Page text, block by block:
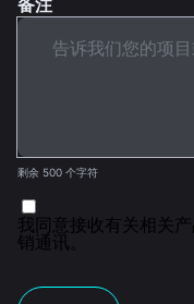
剩余 500 个字符
我同意接收有关相关
销通讯。